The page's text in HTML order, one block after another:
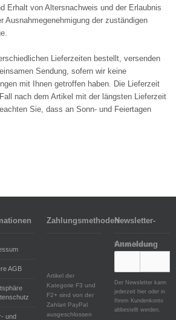
Erhalt von Altersnachweis und der Erlaubnis
Ausnahmegenehmigung der zuständigen
Lieferzeiten bestellt, versenden
Sendung, sofern wir keine
mit Ihnen getroffen haben. Die Lieferzeit
nach dem Artikel mit der längsten Lieferzeit
Sie, dass an Sonn- und Feiertagen
AGB
und
Zahlungsmethoden
Artikel der
Kategorie F3 und
F2+ sind von der
Zahlart PayPal
ausgeschlossen
Newsletter-
Anmeldung
E-Mail-Adresse:
Der Newsletter kann
jederzeit hier oder in
Ihrem Kundenkonto
abbestellt werden.